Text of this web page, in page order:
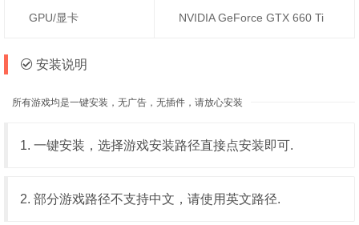
GPU/显卡 NVIDIA GeForce GTX 660 Ti
安装说明
所有游戏均是一键安装，无广告，无插件，请放心安装
1. 一键安装，选择游戏安装路径直接点安装即可.
2. 部分游戏路径不支持中文，请使用英文路径.